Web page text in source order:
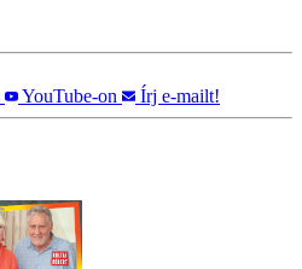
YouTube-on Írj e-mailt!